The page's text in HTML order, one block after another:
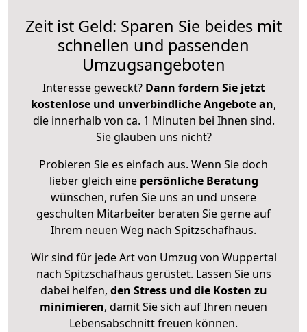
Zeit ist Geld: Sparen Sie beides mit
schnellen und passenden
Umzugsangeboten
Interesse geweckt? Dann fordern Sie jetzt
kostenlose und unverbindliche Angebote an,
die innerhalb von ca. 1 Minuten bei Ihnen sind.
Sie glauben uns nicht?
Probieren Sie es einfach aus. Wenn Sie doch
lieber gleich eine persönliche Beratung
wünschen, rufen Sie uns an und unsere
geschulten Mitarbeiter beraten Sie gerne auf
Ihrem neuen Weg nach Spitzschafhaus.
Wir sind für jede Art von Umzug von Wuppertal
nach Spitzschafhaus gerüstet. Lassen Sie uns
dabei helfen, den Stress und die Kosten zu
minimieren, damit Sie sich auf Ihren neuen
Lebensabschnitt freuen können.